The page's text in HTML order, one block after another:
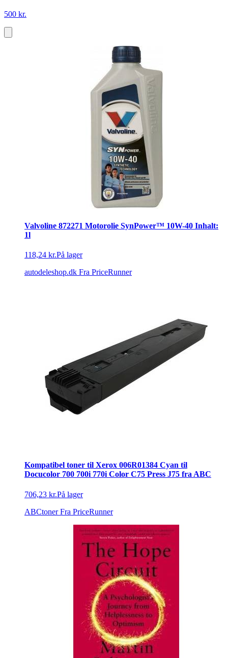
500 kr.
Valvoline 872271 Motorolie SynPower™ 10W-40 Inhalt:
1l
118,24 kr.På lager
autodeleshop.dk Fra PriceRunner
Kompatibel toner til Xerox 006R01384 Cyan til
Docucolor 700 700i 770i Color C75 Press J75 fra ABC
706,23 kr.På lager
ABCtoner Fra PriceRunner